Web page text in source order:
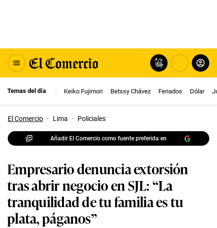
Temas del día Keiko Fujimori Betssy Chávez Feriados Dólar
El Comercio · Lima · Policiales
Añadir El Comercio como fuente preferida en
Empresario denuncia extorsión
tras abrir negocio en SJL: “La
tranquilidad de tu familia es tu
plata, páganos”